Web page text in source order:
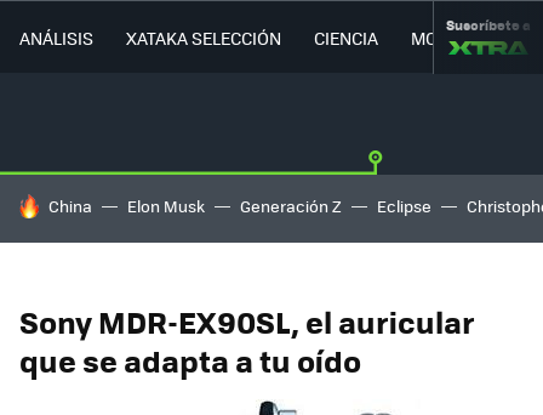
ANÁLISIS XATAKA SELECCIÓN CIENCIA MOVILIDAD
Suscríbete a
HOY SE HABLA DE
China Elon Musk Generación Z Eclipse
Sony MDR-EX90SL, el auricular
que se adapta a tu oído